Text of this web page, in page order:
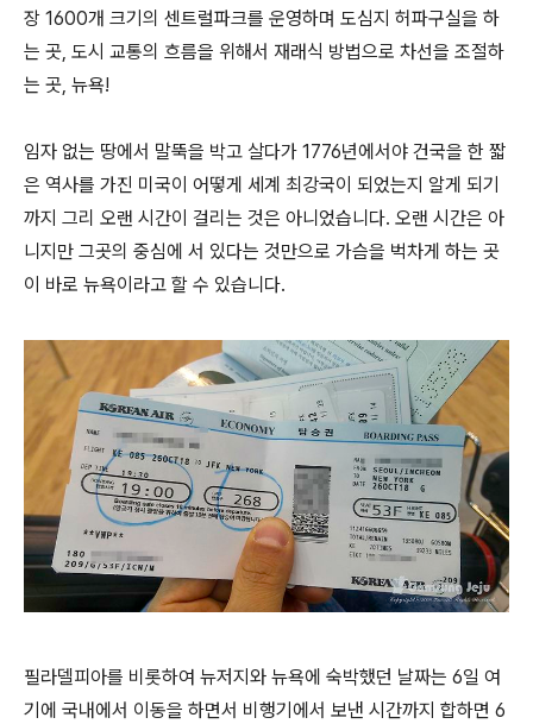
장 1600개 크기의 센트럴파크를 운영하며 도심지 허파구실을 하
는 곳, 도시 교통의 흐름을 위해서 재래식 방법으로 차선을 조절하
는 곳, 뉴욕!
임자 없는 땅에서 말뚝을 박고 살다가 1776년에서야 건국을 한 짧
은 역사를 가진 미국이 어떻게 세계 최강국이 되었는지 알게 되기
까지 그리 오랜 시간이 걸리는 것은 아니었습니다. 오랜 시간은 아
니지만 그곳의 중심에 서 있다는 것만으로 가슴을 벅차게 하는 곳
이 바로 뉴욕이라고 할 수 있습니다.
필라델피아를 비롯하여 뉴저지와 뉴욕에 숙박했던 날짜는 6일 여
기에 국내에서 이동을 하면서 비행기에서 보낸 시간까지 합하면 6